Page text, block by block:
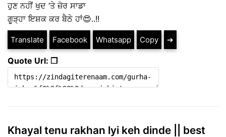
ਹੁਣ ਨਹੀਂ ਖੁਦ ‘ਤੇ ਜ਼ੋਰ ਸਾਡਾ
ਗੂੜ੍ਹਾ ਇਸ਼ਕ ਕਰ ਬੈਠੇ ਹਾਂ😍..!!
Translate Facebook Whatsapp Copy ➔
Quote Url: ❐
Khayal tenu rakhan lyi keh dinde || best